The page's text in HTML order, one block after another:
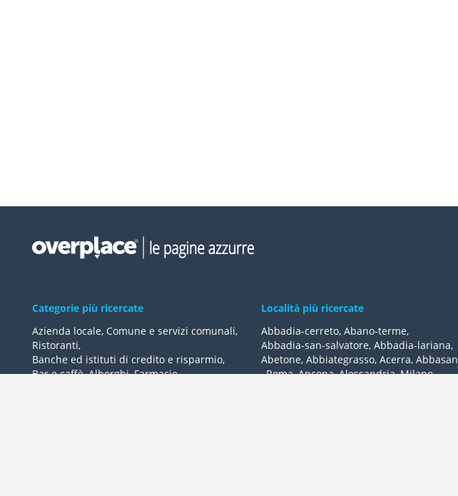
Categorie più ricercate
Azienda locale, Comune e servizi comunali,
Ristoranti,
Banche ed istituti di credito e risparmio,
Bar e caffè,Alberghi,Farmacie,
Località più ricercate
Abbadia-cerreto, Abano-terme,
Abbadia-san-salvatore, Abbadia-lariana,
Abetone, Abbiategrasso, Acerra,
,Roma,Ancona,Alessandria,Milano,